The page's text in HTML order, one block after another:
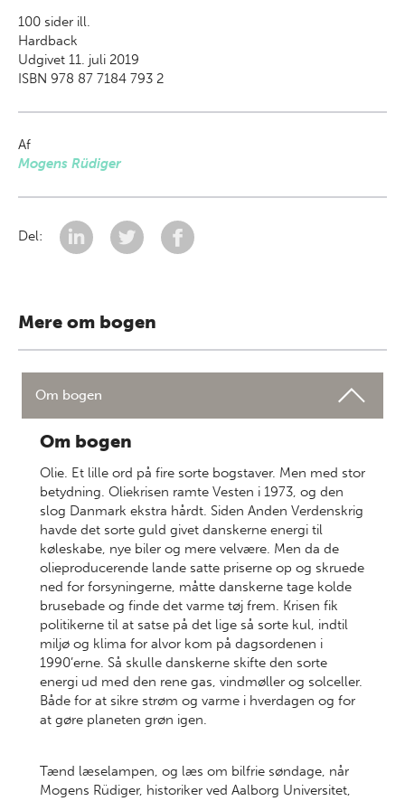
100 sider ill.
Hardback
Udgivet 11. juli 2019
ISBN 978 87 7184 793 2
Af
Mogens Rüdiger
Del:
Mere om bogen
Om bogen
Om bogen
Olie. Et lille ord på fire sorte bogstaver. Men med stor
betydning. Oliekrisen ramte Vesten i 1973, og den
slog Danmark ekstra hårdt. Siden Anden Verdenskrig
havde det sorte guld givet danskerne energi til
køleskabe, nye biler og mere velvære. Men da de
olieproducerende lande satte priserne op og skruede
ned for forsyningerne, måtte danskerne tage kolde
brusebade og finde det varme tøj frem. Krisen fik
politikerne til at satse på det lige så sorte kul, indtil
miljø og klima for alvor kom på dagsordenen i
1990’erne. Så skulle danskerne skifte den sorte
energi ud med den rene gas, vindmøller og solceller.
Både for at sikre strøm og varme i hverdagen og for
at gøre planeten grøn igen.
Tænd læselampen, og læs om bilfrie søndage, når
Mogens Rüdiger, historiker ved Aalborg Universitet,